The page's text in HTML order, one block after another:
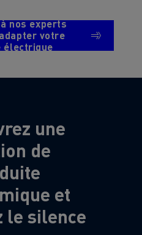
nos experts
votre
une
de
et
le silence